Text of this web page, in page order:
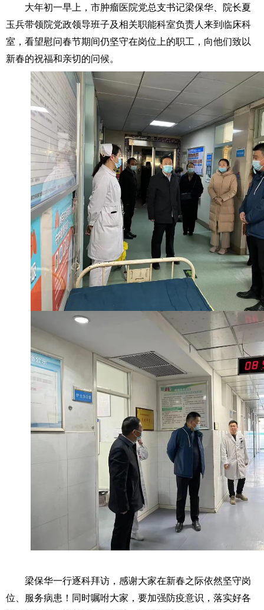
大年初一早上，市肿瘤医院党总支书记梁保华、院长夏
玉兵带领院党政领导班子及相关职能科室负责人来到临床科
室，看望慰问春节期间仍坚守在岗位上的职工，向他们致以
新春的祝福和亲切的问候。
梁保华一行逐科拜访，感谢大家在新春之际依然坚守岗
位、服务病患！同时嘱咐大家，要加强防疫意识，落实好各